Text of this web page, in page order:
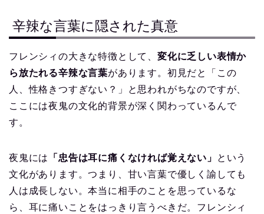
辛辣な言葉に隠された真意
フレンシィの大きな特徴として、変化に乏しい表情か
ら放たれる辛辣な言葉があります。初見だと「この
人、性格きつすぎない？」と思われがちなのですが、
ここには夜鬼の文化的背景が深く関わっているんで
す。
夜鬼には 「忠告は耳に痛くなければ覚えない」
という
文化があります。つまり、甘い言葉で優しく諭しても
人は成長しない。本当に相手のことを思っているな
ら、耳に痛いことをはっきり言うべきだ。フレンシィ